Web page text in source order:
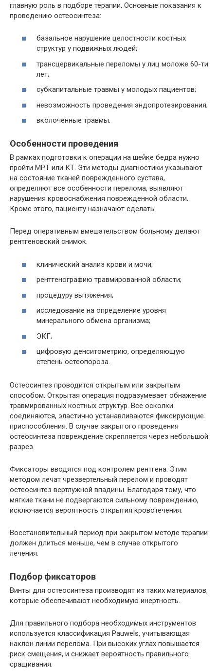
главную роль в подборе терапии. Основные показания к
проведению остеосинтеза:
базальное нарушение целостности костных
структур у подвижных людей;
трансцервикальные переломы у лиц моложе 60-ти
лет;
субкапитальные травмы у молодых пациентов;
невозможность проведения эндопротезирования;
вколоченные травмы.
Особенности проведения
В рамках подготовки к операции на шейке бедра нужно
пройти МРТ или КТ. Эти методы диагностики указывают
на состояние тканей поврежденного сустава,
определяют все особенности перелома, выявляют
нарушения кровоснабжения поврежденной области.
Кроме этого, пациенту назначают сделать:
Перед оперативным вмешательством больному делают
рентгеновский снимок.
клинический анализ крови и мочи;
рентгенографию травмированной области;
процедуру вытяжения;
исследование на определение уровня
минерального обмена организма;
ЭКГ;
цифровую денситометрию, определяющую
степень остеопороза.
Остеосинтез проводится открытым или закрытым
способом. Открытая операция подразумевает обнажение
травмированных костных структур. Все осколки
соединяются, эластично устанавливаются фиксирующие
приспособления. В случае закрытого проведения
остеосинтеза повреждение скрепляется через небольшой
разрез.
Фиксаторы вводятся под контролем рентгена. Этим
методом лечат чрезвертельный перелом и проводят
остеосинтез вертлужной впадины. Благодаря тому, что
мягкие ткани не подвергаются сильному повреждению,
исключается вероятность открытия кровотечения.
Восстановительный период при закрытом методе терапии
должен длиться меньше, чем в случае открытого
лечения.
Подбор фиксаторов
Винты для остеосинтеза производят из таких материалов,
которые обеспечивают необходимую инертность.
Для правильного подбора необходимых инструментов
используется классификация Pauwels, учитывающая
наклон линии перелома. При высоких углах повышается
риск смещения, и снижает вероятность правильного
сращивания.